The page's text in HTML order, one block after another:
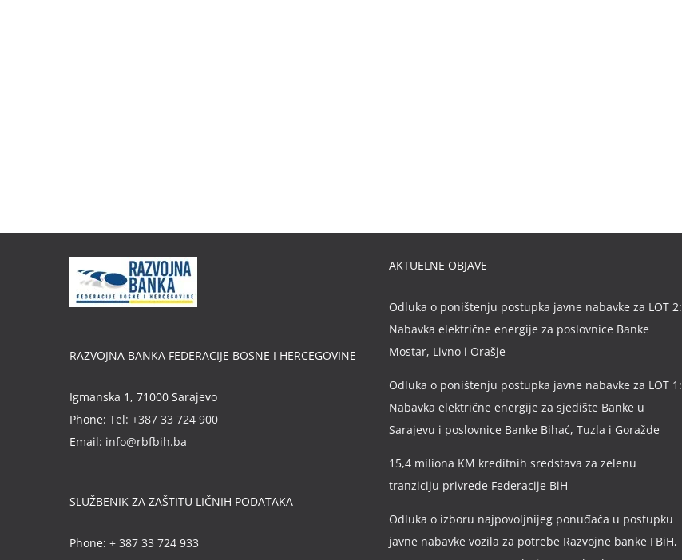
RAZVOJNA BANKA FEDERACIJE BOSNE I HERCEGOVINE
Igmanska 1, 71000 Sarajevo
Phone: Tel: +387 33 724 900
Email: info@rbfbih.ba
SLUŽBENIK ZA ZAŠTITU LIČNIH PODATAKA
Phone: + 387 33 724 933
AKTUELNE OBJAVE
Odluka o poništenju postupka javne nabavke za LOT 2:
Nabavka električne energije za poslovnice Banke
Mostar, Livno i Orašje
Odluka o poništenju postupka javne nabavke za LOT 1:
Nabavka električne energije za sjedište Banke u
Sarajevu i poslovnice Banke Bihać, Tuzla i Goražde
15,4 miliona KM kreditnih sredstava za zelenu
tranziciju privrede Federacije BiH
Odluka o izboru najpovoljnijeg ponuđača u postupku
javne nabavke vozila za potrebe Razvojne banke FBiH,